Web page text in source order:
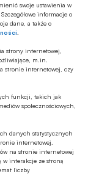
swoje ustawienia w
informacje o
dane, a także o
strony internetowej,
m.in.
stronie internetowej, czy
funkcji, takich jak
społecznościowych,
danych statystycznych
internetowej.
na stronie internetowej
w interakcje ze stroną
liczby